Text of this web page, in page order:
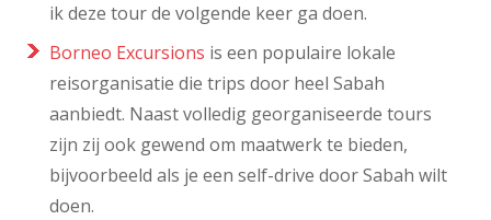
ik deze tour de volgende keer ga doen.
Borneo Excursions is een populaire lokale
reisorganisatie die trips door heel Sabah
aanbiedt. Naast volledig georganiseerde tours
zijn zij ook gewend om maatwerk te bieden,
bijvoorbeeld als je een self-drive door Sabah wilt
doen.